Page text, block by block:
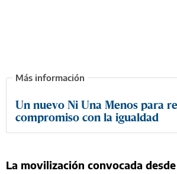
Un nuevo Ni Una Menos para
compromiso con la igualdad
La movilización convocada